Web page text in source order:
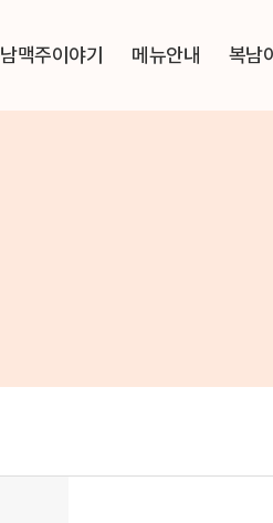
맥주이야기 메뉴안내 복남